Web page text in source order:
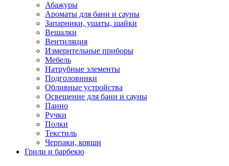
Абажуры
Ароматы для бани и сауны
Запарники, ушаты, шайки
Вешалки
Вентиляция
Измерительные приборы
Мебель
Натрубные элементы
Подголовники
Обливные устройства
Освещение для бани и сауны
Панно
Ручки
Полки
Текстиль
Черпаки, ковши
Грили и барбекю